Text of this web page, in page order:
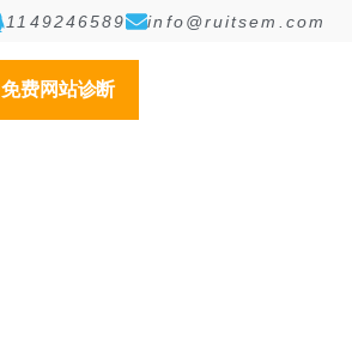
1149246589 info@ruitsem.com
免费网站诊断